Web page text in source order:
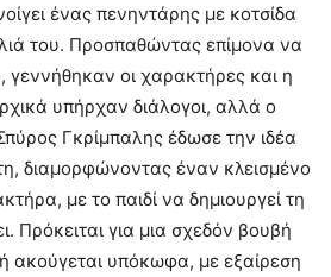
ένας πενηντάρης με κοτσίδα
του. Προσπαθώντας επίμονα να
γεννήθηκαν οι χαρακτήρες και η
υπήρχαν διάλογοι, αλλά ο
Γκρίμπαλης έδωσε την ιδέα
διαμορφώνοντας έναν κλεισμένο
με το παιδί να δημιουργεί τη
Πρόκειται για μια σχεδόν βουβή
ακούγεται υπόκωφα, με εξαίρεση